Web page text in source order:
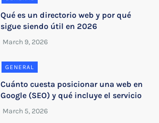
Qué es un directorio web y por qué
sigue siendo útil en 2026
GENERAL
Cuánto cuesta posicionar una web en
Google (SEO) y qué incluye el servicio